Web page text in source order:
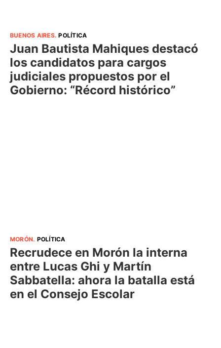
BUENOS AIRES.POLÍTICA
Juan Bautista Mahiques destacó
los candidatos para cargos
judiciales propuestos por el
Gobierno: “Récord histórico”
MORÓN. POLÍTICA
Recrudece en Morón la interna
entre Lucas Ghi y Martín
Sabbatella: ahora la batalla está
en el Consejo Escolar